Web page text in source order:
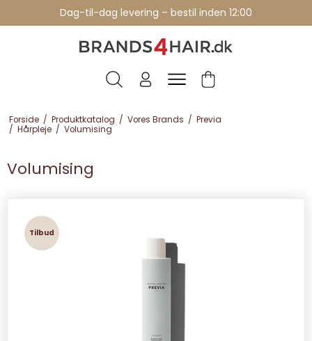
Dag-til-dag levering – bestil inden 12:00
Forside / Produktkatalog / Vores Brands / Previa
/ Hårpleje / Volumising
Volumising
Tilbud